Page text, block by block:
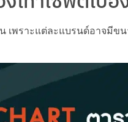
เพราะแต่ละแบรนด์อาจมีข